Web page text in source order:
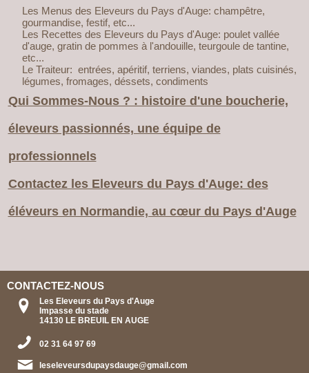
Les Menus des Eleveurs du Pays d'Auge: champêtre,
gourmandise, festif, etc...
Les Recettes des Eleveurs du Pays d'Auge: poulet vallée
d'auge, gratin de pommes à l'andouille, teurgoule de tantine,
etc...
Le Traiteur: entrées, apéritif, terriens, viandes, plats cuisinés,
légumes, fromages, déssets, condiments
Qui Sommes-Nous ? : histoire d'une boucherie,
éleveurs passionnés, une équipe de
professionnels
Contactez les Eleveurs du Pays d'Auge: des
éléveurs en Normandie, au cœur du Pays d'Auge
CONTACTEZ-NOUS
Les Eleveurs du Pays d'Auge
Impasse du stade
14130 LE BREUIL EN AUGE
02 31 64 97 69
leseleveursdupaysdauge@gmail.com